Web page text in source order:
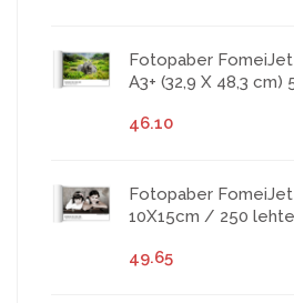
Fotopaber FomeiJet
A3+ (32,9 X 48,3 cm)
46.10
Fotopaber
10X15cm / 250 lehte
49.65